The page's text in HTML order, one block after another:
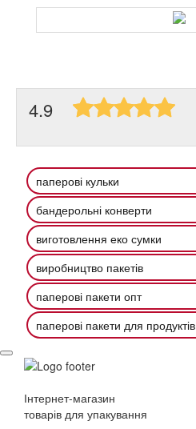
4.9
паперові кульки
бандерольні конверти
виготовлення еко сумки
виробництво пакетів
паперові пакети опт
паперові пакети для продуктів
Інтернет-магазин
товарів для упакування